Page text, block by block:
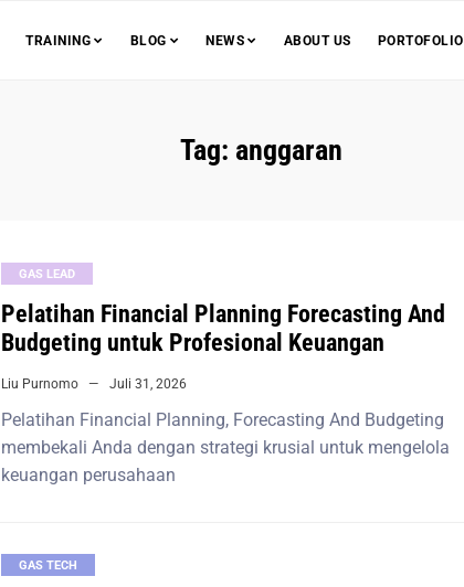
TRAINING BLOG NEWS ABOUT US PORTOFOLIO
Tag: anggaran
GAS LEAD
Pelatihan Financial Planning Forecasting And
Budgeting untuk Profesional Keuangan
Liu Purnomo Juli 31, 2026
Pelatihan Financial Planning, Forecasting And Budgeting
membekali Anda dengan strategi krusial untuk mengelola
keuangan perusahaan
GAS TECH